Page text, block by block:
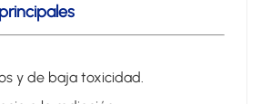
y de baja toxicidad.